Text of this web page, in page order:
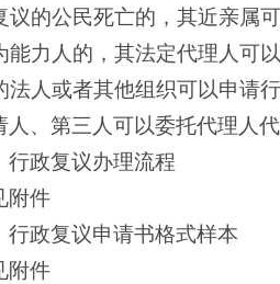
议的公民死亡的，其近亲属
能力人的，其法定代理人可
法人或者其他组织可以申请
人、第三人可以委托代理人
行政复议办理流程
附件
行政复议申请书格式样本
附件